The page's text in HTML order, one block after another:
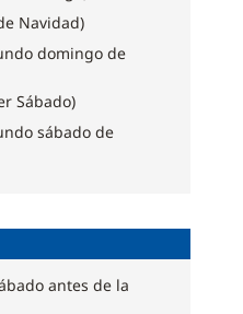
Navidad)
domingo de
Sábado)
sábado de
antes de la